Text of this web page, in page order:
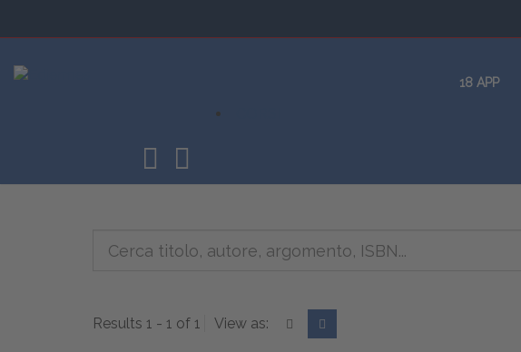
18 APP
Results 1 - 1 of 1 View as: